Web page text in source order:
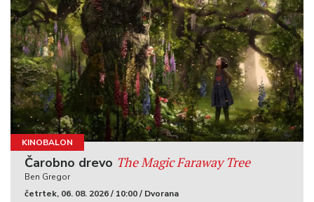
KINOBALON
Čarobno drevo The Magic Faraway Tree
Ben Gregor
četrtek, 06. 08. 2026 / 10:00 / Dvorana